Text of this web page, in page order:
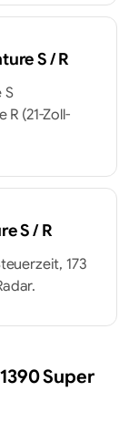
S / R
(21-Zoll-
S / R
173
Super